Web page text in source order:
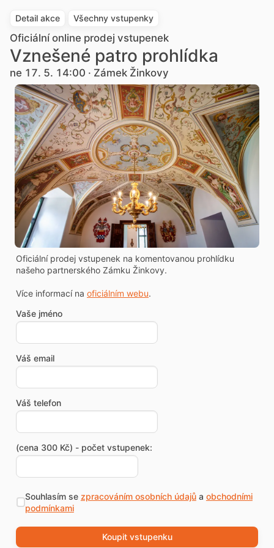
Detail akce Všechny vstupenky
Oficiální online prodej vstupenek
Vznešené patro prohlídka
ne 17. 5. 14:00 · Zámek Žinkovy
Oficiální prodej vstupenek na komentovanou prohlídku
našeho partnerského Zámku Žinkovy.
Více informací na oficiálním webu.
Vaše jméno
Váš email
Váš telefon
(cena 300 Kč) - počet vstupenek:
Souhlasím se zpracováním osobních údajůa obchodními
podmínkami
Koupit vstupenku